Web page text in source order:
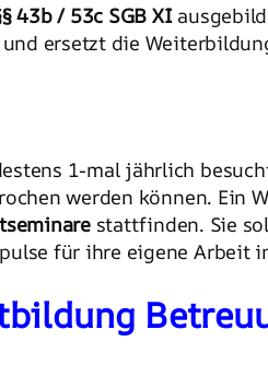
43b / 53c SGB XI
ersetzt die
1-mal jährlich
werden können. Ein
stattfinden. Sie
für ihre eigene Arbeit